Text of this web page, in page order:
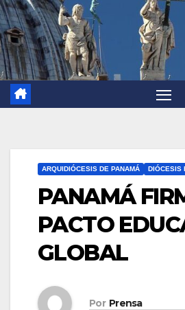
ARQUIDIÓCESIS DE PANAMÁ DIÓCESIS
PANAMÁ
PACTO
GLOBAL
Por Prensa